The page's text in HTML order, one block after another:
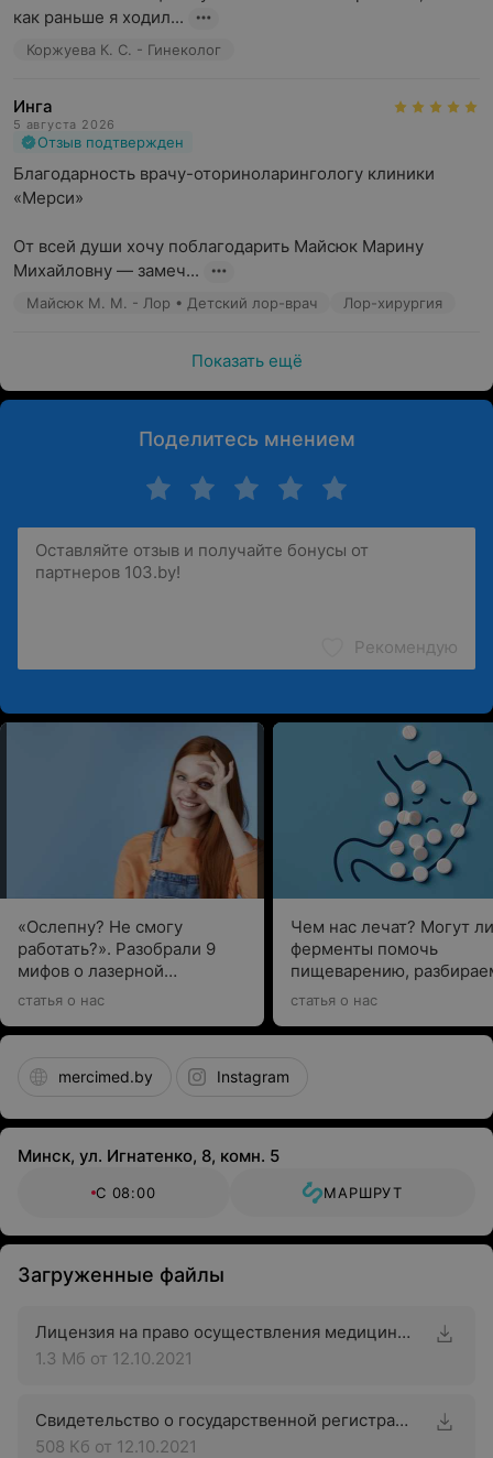
как раньше я ходил...
Коржуева К. С. - Гинеколог
Инга
5 августа 2026
Отзыв подтвержден
Благодарность врачу-оториноларингологу клиники
«Мерси»
От всей души хочу поблагодарить Майсюк Марину
Михайловну — замеч...
Майсюк М. М. - Лор • Детский лор-врач Лор-хирургия
Показать ещё
Поделитесь мнением
Рекомендую
«Ослепну? Не смогу
работать?». Разобрали 9
мифов о лазерной
коррекции зрения, которые
статья о нас
Чем нас лечат? Могут ли
ферменты помочь
пищеварению,
вместе с
статья о нас
mercimed.by Instagram
Минск, ул. Игнатенко, 8, комн. 5
С 08:00 МАРШРУТ
Загруженные файлы
Лицензия на право осуществления медицинской деятельности
1.3 Мб от 12.10.2021
Свидетельство о государственной регистрации
508 Кб от 12.10.2021